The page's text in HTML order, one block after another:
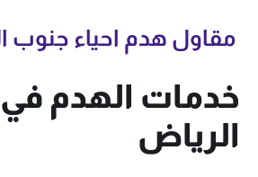
مقاول هدم احياء جنوب
خدمات الهدم
الرياض